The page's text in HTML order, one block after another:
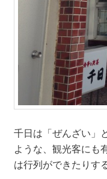
千日は「ぜんざい」
ような、観光客にも
は行列ができたりす